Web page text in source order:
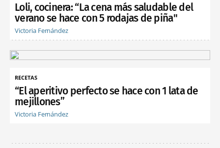
Loli, cocinera: “La cena más saludable del
verano se hace con 5 rodajas de piña"
Victoria Fernández
RECETAS
“El aperitivo perfecto se hace con 1 lata de
mejillones”
Victoria Fernández